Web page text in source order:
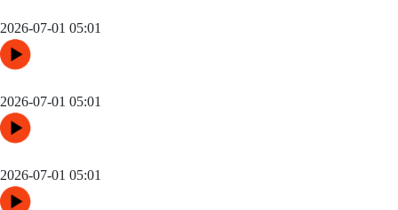
2026-07-01 05:01
2026-07-01 05:01
2026-07-01 05:01